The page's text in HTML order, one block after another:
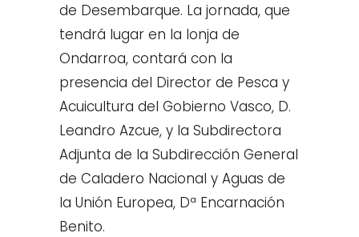
de Desembarque. La jornada, que
tendrá lugar en la lonja de
Ondarroa, contará con la
presencia del Director de Pesca y
Acuicultura del Gobierno Vasco, D.
Leandro Azcue, y la Subdirectora
Adjunta de la Subdirección General
de Caladero Nacional y Aguas de
la Unión Europea, Dª Encarnación
Benito.